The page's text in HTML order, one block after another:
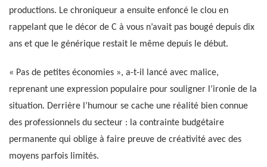
productions. Le chroniqueur a ensuite enfoncé le clou en
rappelant que le décor de C à vous n’avait pas bougé depuis dix
ans et que le générique restait le même depuis le début.
« Pas de petites économies », a-t-il lancé avec malice,
reprenant une expression populaire pour souligner l’ironie de la
situation. Derrière l’humour se cache une réalité bien connue
des professionnels du secteur : la contrainte budgétaire
permanente qui oblige à faire preuve de créativité avec des
moyens parfois limités.